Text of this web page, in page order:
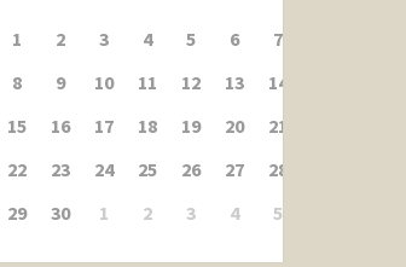
1 2 3 4 5 6
7
8
9 10 11 12 13
14
15
16 17 18 19 20
21
22
23 24 25 26 27
28
29
30 1 2 3 4 5